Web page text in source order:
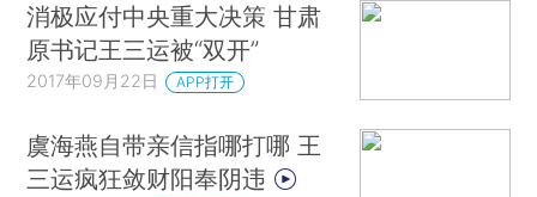
消极应付中央重大决策 甘肃
原书记王三运被“双开”
2017年09月22日 APP打开
虞海燕自带亲信指哪打哪 王
三运疯狂敛财阳奉阴违